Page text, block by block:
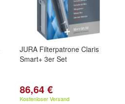
JURA Filterpatrone Claris
Smart+ 3er Set
86,64 €
Kostenloser Versand